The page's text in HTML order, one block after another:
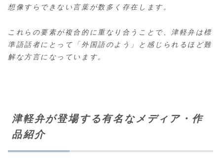
想像すらできない言葉が数多く存在します。
これらの要素が複合的に重なり合うことで、津軽弁は標
準語話者にとって「外国語のよう」と感じられるほど難
解な方言になっています。
津軽弁が登場する有名なメディア・作
品紹介